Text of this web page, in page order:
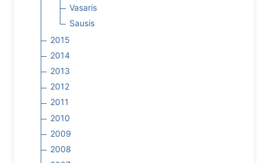
Vasaris
Sausis
2015
2014
2013
2012
2011
2010
2009
2008